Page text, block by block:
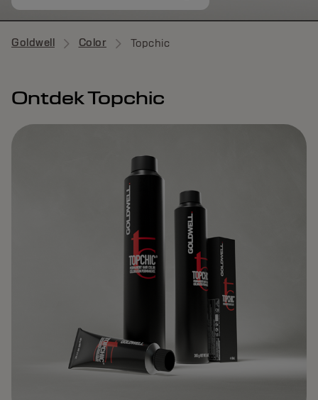
Goldwell Color Topchic
Ontdek Topchic